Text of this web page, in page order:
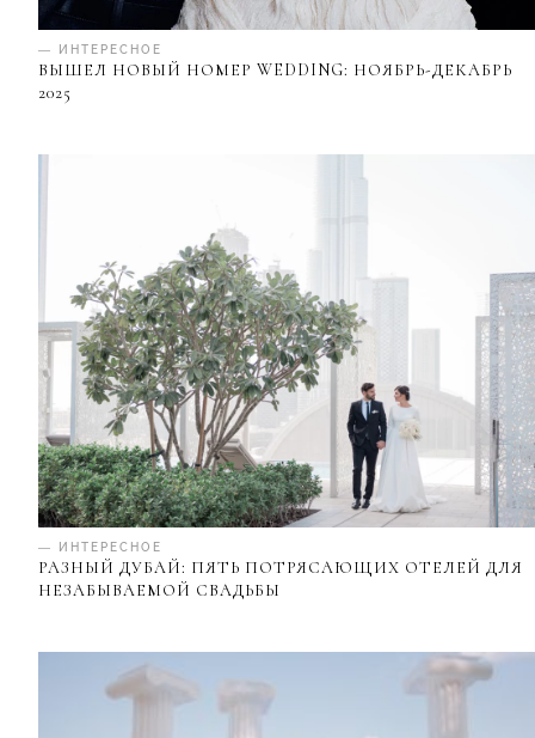
— ИНТЕРЕСНОЕ
ВЫШЕЛ НОВЫЙ НОМЕР WEDDING: НОЯБРЬ-ДЕКАБРЬ
2025
— ИНТЕРЕСНОЕ
РАЗНЫЙ ДУБАЙ: ПЯТЬ ПОТРЯСАЮЩИХ ОТЕЛЕЙ ДЛЯ
НЕЗАБЫВАЕМОЙ СВАДЬБЫ